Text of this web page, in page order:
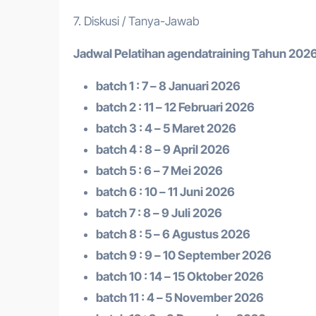
7. Diskusi / Tanya-Jawab
Jadwal Pelatihan agendatrainingTahun
batch 1 : 7 – 8 Januari 2026
batch 2 : 11 – 12 Februari 2026
batch 3 : 4 – 5 Maret 2026
batch 4 : 8 – 9 April 2026
batch 5 : 6 – 7 Mei 2026
batch 6 : 10 – 11 Juni 2026
batch 7 : 8 – 9 Juli 2026
batch 8 : 5 – 6 Agustus 2026
batch 9 : 9 – 10 September 2026
batch 10 : 14 – 15 Oktober 2026
batch 11 : 4 – 5 November 2026